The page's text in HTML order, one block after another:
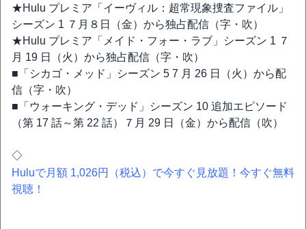
★Hulu プレミア「イーヴィル：超常現象捜査ファイル」
シーズン 1 ７月８日（金）から独占配信（字・吹）
★Hulu プレミア「メイド・フォー・ラブ」シーズン 1 ７
月 19 日（火）から独占配信（字・吹）
■「シカゴ・メッド」シーズン 5 7 月 26 日（火）から配
信（字・吹）
■「ウォーキング・デッド」シーズン 10 追加エピソード
（第 17 話～第 22 話）７月 29 日（金）から配信（吹）
◇
Huluで月額 1,026円（税込）で今すぐ見放題！今すぐ無料
視聴！